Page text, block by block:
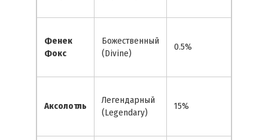
Фенек
Фокс
Божественный
(Divine)
0.5%
Аксолотль
Легендарный
(Legendary)
15%